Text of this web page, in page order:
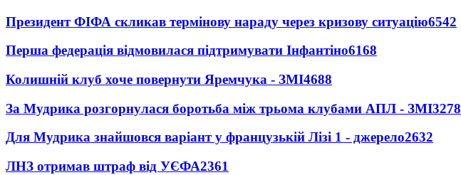
Президент ФІФА скликав термінову нараду через кризову ситуацію6542
Перша федерація відмовилася підтримувати Інфантіно6168
Колишній клуб хоче повернути Яремчука - ЗМІ4688
За Мудрика розгорнулася боротьба між трьома клубами АПЛ - ЗМІ3278
Для Мудрика знайшовся варіант у французькій Лізі 1 - джерело2632
ЛНЗ отримав штраф від УЄФА2361